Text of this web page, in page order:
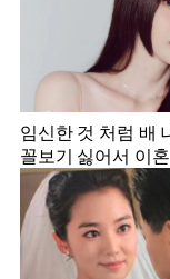
임신한 것 처럼 배
꼴보기 싫어서 이혼